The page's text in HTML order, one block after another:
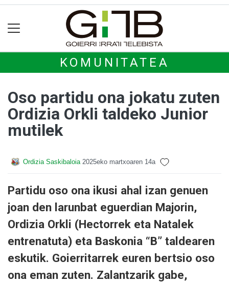
KOMUNITATEA
Oso partidu ona jokatu zuten
Ordizia Orkli taldeko Junior
mutilek
Ordizia Saskibaloia 2025eko martxoaren 14a
Partidu oso ona ikusi ahal izan genuen
joan den larunbat eguerdian Majorin,
Ordizia Orkli (Hectorrek eta Natalek
entrenatuta) eta Baskonia “B” taldearen
eskutik. Goierritarrek euren bertsio oso
ona eman zuten. Zalantzarik gabe,